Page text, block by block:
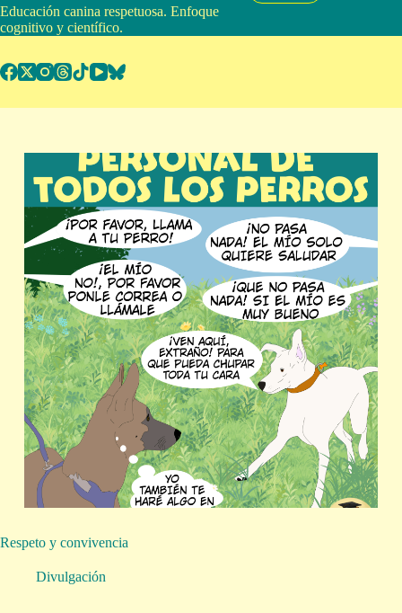
Educación canina respetuosa. Enfoque
cognitivo y científico.
Respeto y convivencia
Divulgación